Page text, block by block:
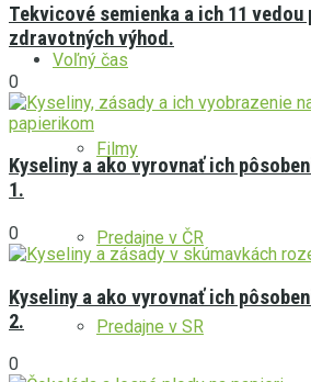
Voľný čas
Filmy
Predajne v ČR
Predajne v SR
Tekvicové semienka a ich 11 vedou
zdravotných výhod.
0
Kyseliny a ako vyrovnať ich
1.
0
Kyseliny a ako vyrovnať ich
2.
0